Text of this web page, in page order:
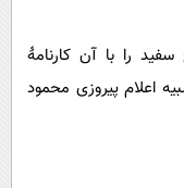
را با آن کارنامۀ
اعلام پیروزی محمود